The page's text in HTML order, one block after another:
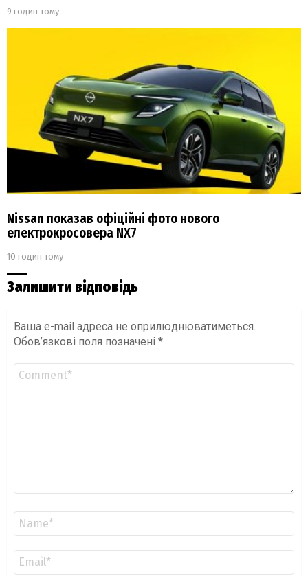
9 годин тому
Nissan показав офіційні фото нового
електрокросовера NX7
10 годин тому
Залишити відповідь
Ваша e-mail адреса не оприлюднюватиметься.
Обов’язкові поля позначені *